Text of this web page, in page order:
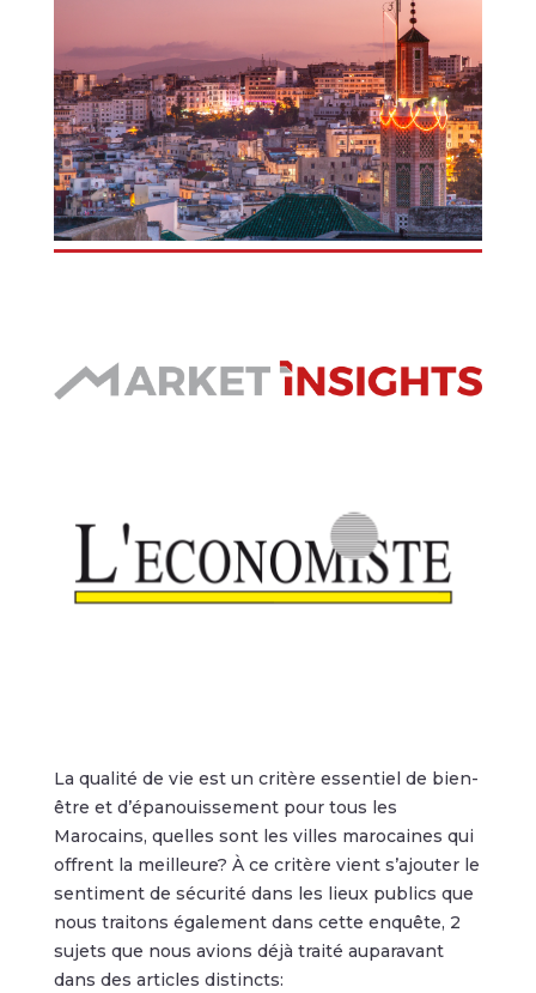
La qualité de vie est un critère essentiel de bien-
être et d’épanouissement pour tous les
Marocains, quelles sont les villes marocaines qui
offrent la meilleure? À ce critère vient s’ajouter le
sentiment de sécurité dans les lieux publics que
nous traitons également dans cette enquête, 2
sujets que nous avions déjà traité auparavant
dans des articles distincts: